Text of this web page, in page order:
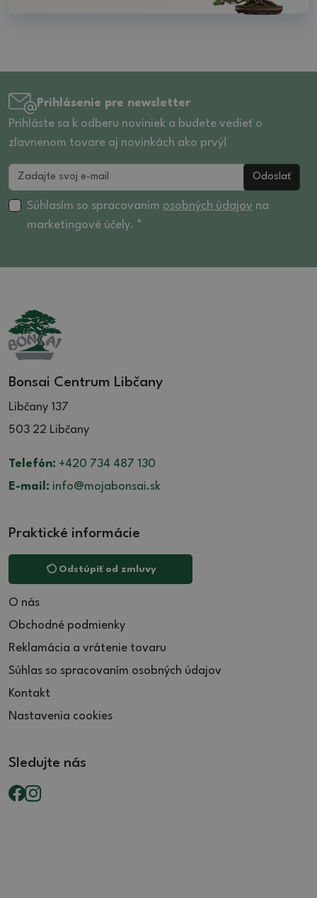
Prihlásenie pre newsletter
Prihláste sa k odberu noviniek a budete vedieť o
zľavnenom tovare aj novinkách ako prvý!
Odoslať
Súhlasím so spracovaním osobných údajov na
marketingové účely. *
Bonsai Centrum Libčany
Libčany 137
503 22 Libčany
Telefón: +420 734 487 130
E-mail: info@mojabonsai.sk
Praktické informácie
Odstúpiť od zmluvy
O nás
Obchodné podmienky
Reklamácia a vrátenie tovaru
Súhlas so spracovaním osobných údajov
Kontakt
Nastavenia cookies
Sledujte nás